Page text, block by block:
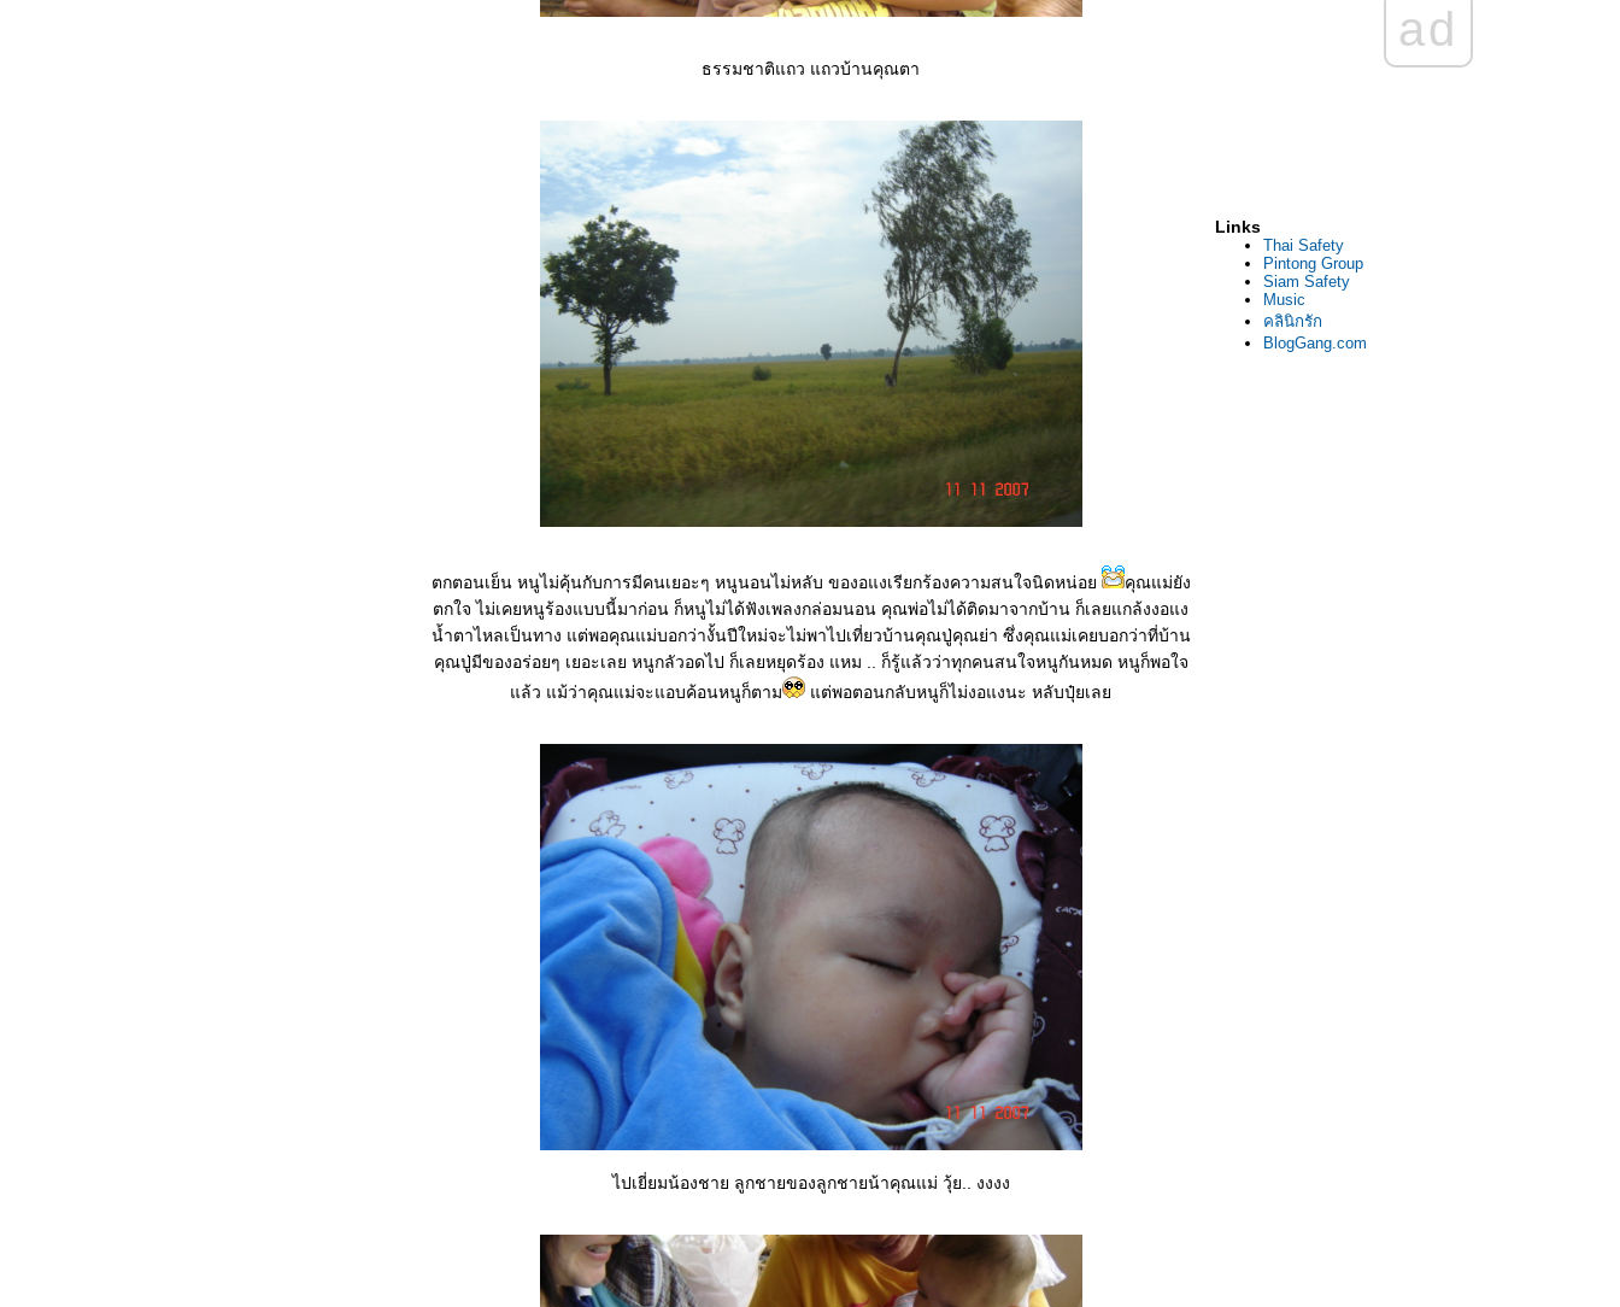
ธรรมชาติแถว แถวบ้านคุณตา
ตกตอนเย็น หนูไม่คุ้นกับการมีคนเยอะๆ หนูนอนไม่หลับ ของอแงเรียกร้องความสนใจนิดหน่อย
คุณแม่ยัง
ตกใจ ไม่เคยหนูร้องแบบนี้มาก่อน ก็หนูไม่ได้ฟังเพลงกล่อมนอน คุณพ่อไม่ได้ติดมาจากบ้าน ก็เลยแกล้งงอแง
น้ำตาไหลเป็นทาง แต่พอคุณแม่บอกว่างั้นปีใหม่จะไม่พาไปเที่ยวบ้านคุณปู่คุณย่า ซึ่งคุณแม่เคยบอกว่าที่บ้าน
คุณปู่มีของอร่อยๆ เยอะเลย หนูกลัวอดไป ก็เลยหยุดร้อง แหม .. ก็รู้แล้วว่าทุกคนสนใจหนูกันหมด หนูก็พอใจ
แล้ว แม้ว่าคุณแม่จะแอบค้อนหนูก็ตาม
แต่พอตอนกลับหนูก็ไม่งอแงนะ หลับปุ๋ยเลย
ไปเยี่ยมน้องชาย ลูกชายของลูกชายน้าคุณแม่ วุ้ย.. งงงง
ad
Links
Thai Safety
Pintong Group
Siam Safety
Music
คลินิกรัก
BlogGang.com